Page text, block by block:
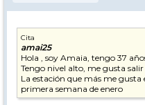
Cita
amai25
Hola , soy Amaia, tengo 37
Tengo nivel alto, me gusta
La estación que más me
primera semana de enero